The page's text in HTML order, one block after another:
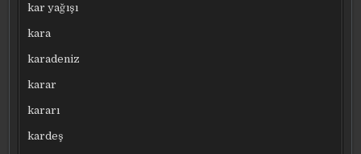
kar yağışı
kara
karadeniz
karar
kararı
kardeş